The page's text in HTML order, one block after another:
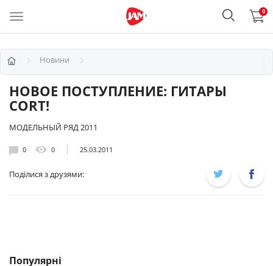
0
Новини
НОВОЕ ПОСТУПЛЕНИЕ: ГИТАРЫ
CORT!
МОДЕЛЬНЫЙ РЯД 2011
0 0 25.03.2011
Поділися з друзями:
Популярні